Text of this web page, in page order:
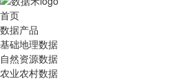
首页
数据产品
基础地理数据
自然资源数据
农业农村数据